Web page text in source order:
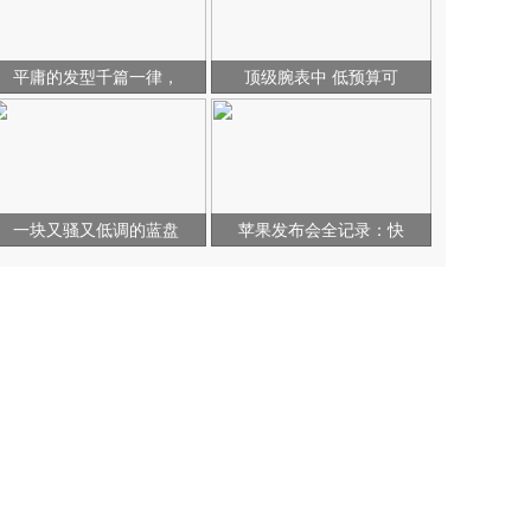
平庸的发型千篇一律， 顶级腕表中 低预算可
一块又骚又低调的蓝盘 苹果发布会全记录：快